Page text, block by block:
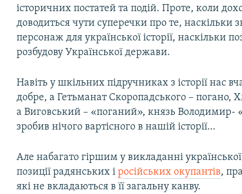
історичних постатей та подій. Проте, коли
доводиться чути суперечки про те,
персонаж для української історії, наскільки
розбудову Української держави.
Навіть у шкільних підручниках з історії нас
добре, а Гетьманат Скоропадського –
а Виговський – «поганий», князь Володимир-
зробив нічого вартісного в нашій історії…
Але набагато гіршим у викладанні української
позиції радянських іросійських окупантів,
які не вкладаються в її загальну канву.